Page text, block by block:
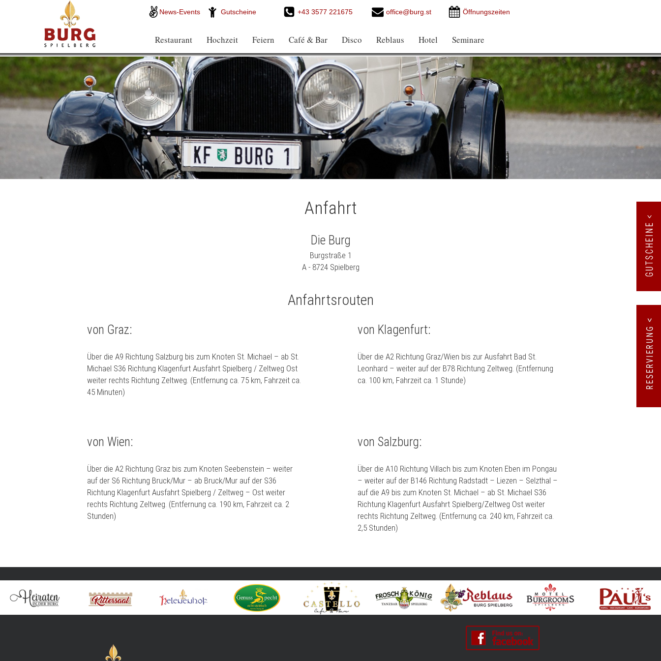
News-Events Gutscheine +43 3577 221675 office@burg.st Öffnungszeiten
Restaurant Hochzeit Feiern Café & Bar Disco Reblaus Hotel Seminare
Anfahrt
Die Burg
Burgstraße 1
A - 8724 Spielberg
Anfahrtsrouten
von Graz:
Über die A9 Richtung Salzburg bis zum Knoten St. Michael – ab St.
Michael S36 Richtung Klagenfurt Ausfahrt Spielberg / Zeltweg Ost
weiter rechts Richtung Zeltweg. (Entfernung ca. 75 km, Fahrzeit ca.
45 Minuten)
von Wien:
Über die A2 Richtung Graz bis zum Knoten Seebenstein – weiter
auf der S6 Richtung Bruck/Mur – ab Bruck/Mur auf der S36
Richtung Klagenfurt Ausfahrt Spielberg / Zeltweg – Ost weiter
rechts Richtung Zeltweg. (Entfernung ca. 190 km, Fahrzeit ca. 2
Stunden)
von Klagenfurt:
Über die A2 Richtung Graz/Wien bis zur Ausfahrt Bad St.
Leonhard – weiter auf der B78 Richtung Zeltweg. (Entfernung
ca. 100 km, Fahrzeit ca. 1 Stunde)
von Salzburg:
Über die A10 Richtung Villach bis zum Knoten Eben im Pongau
– weiter auf der B146 Richtung Radstadt – Liezen – Selzthal –
auf die A9 bis zum Knoten St. Michael – ab St. Michael S36
Richtung Klagenfurt Ausfahrt Spielberg/Zeltweg Ost weiter
rechts Richtung Zeltweg. (Entfernung ca. 240 km, Fahrzeit ca.
2,5 Stunden)